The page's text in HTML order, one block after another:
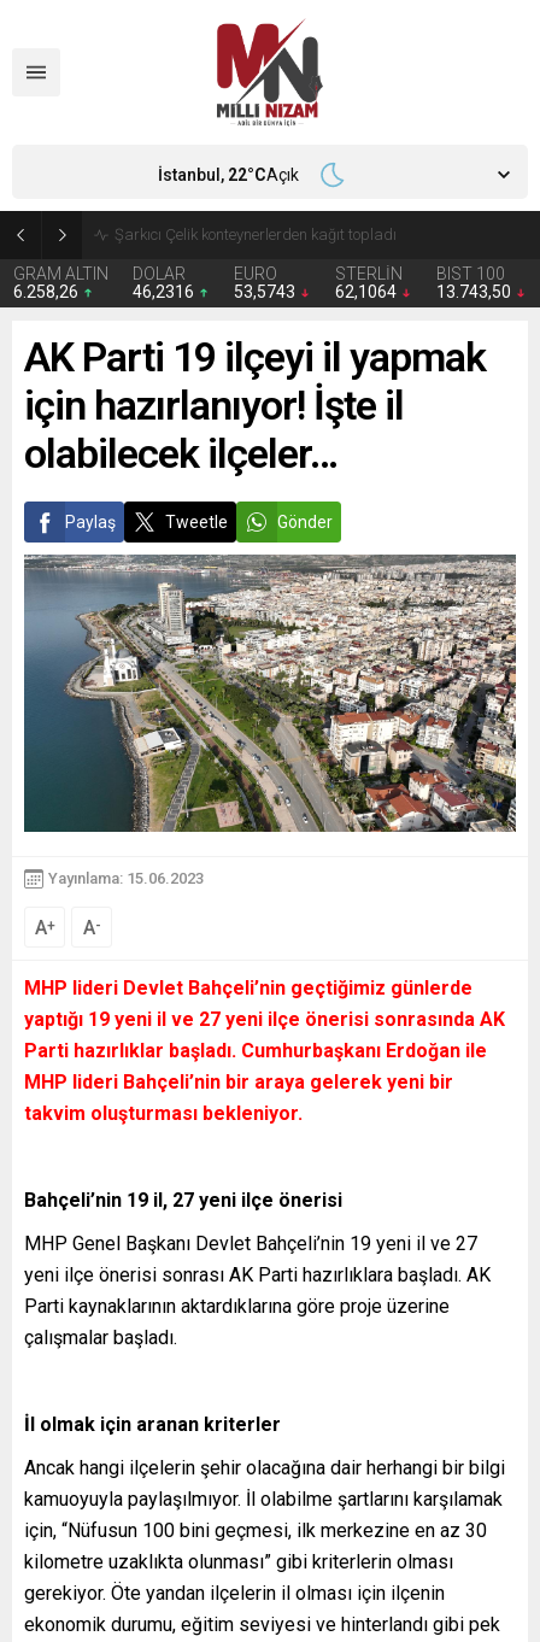
İran 2 ülkeyi birden vurdu
GRAM ALTIN
6.258,26
DOLAR
46,2316
EURO
53,5743
STERLİN
62,1064
BIST 100
13.743,50
İstanbul, 22°CAçık
AK Parti 19 ilçeyi il yapmak
için hazırlanıyor! İşte il
olabilecek ilçeler…
Paylaş Tweetle Gönder
Yayınlama: 15.06.2023
A+ A-
MHP lideri Devlet Bahçeli’nin geçtiğimiz günlerde
yaptığı 19 yeni il ve 27 yeni ilçe önerisi sonrasında AK
Parti hazırlıklar başladı. Cumhurbaşkanı Erdoğan ile
MHP lideri Bahçeli’nin bir araya gelerek yeni bir
takvim oluşturması bekleniyor.
Bahçeli’nin 19 il, 27 yeni ilçe önerisi
MHP Genel Başkanı Devlet Bahçeli’nin 19 yeni il ve 27
yeni ilçe önerisi sonrası AK Parti hazırlıklara başladı. AK
Parti kaynaklarının aktardıklarına göre proje üzerine
çalışmalar başladı.
İl olmak için aranan kriterler
Ancak hangi ilçelerin şehir olacağına dair herhangi bir bilgi
kamuoyuyla paylaşılmıyor. İl olabilme şartlarını karşılamak
için, “Nüfusun 100 bini geçmesi, ilk merkezine en az 30
kilometre uzaklıkta olunması” gibi kriterlerin olması
gerekiyor. Öte yandan ilçelerin il olması için ilçenin
ekonomik durumu, eğitim seviyesi ve hinterlandı gibi pek